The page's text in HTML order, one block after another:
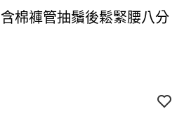
棉褲管抽鬚後鬆緊腰八分